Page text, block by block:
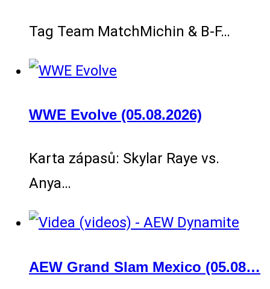
Tag Team MatchMichin & B-F…
WWE Evolve (05.08.2026)
Karta zápasů: Skylar Raye vs.
Anya…
AEW Grand Slam Mexico (05.08…